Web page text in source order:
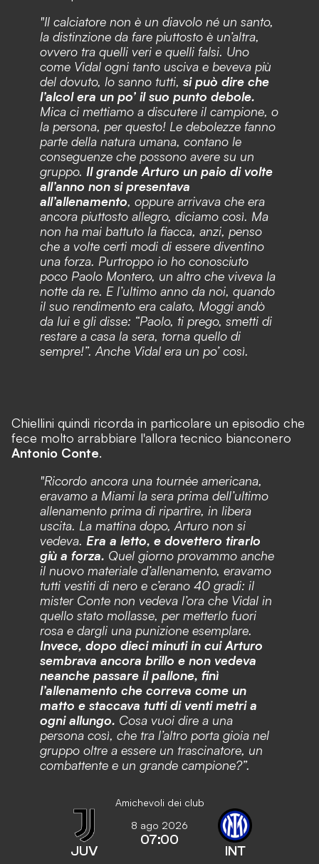
"Il calciatore non è un diavolo né un santo,
la distinzione da fare piuttosto è un’altra,
ovvero tra quelli veri e quelli falsi. Uno
come Vidal ogni tanto usciva e beveva più
del dovuto, lo sanno tutti, si può dire che
l’alcol era un po’ il suo punto debole.
Mica ci mettiamo a discutere il campione, o
la persona, per questo! Le debolezze fanno
parte della natura umana, contano le
conseguenze che possono avere su un
gruppo. Il grande Arturo un paio di volte
all’anno non si presentava
all’allenamento, oppure arrivava che era
ancora piuttosto allegro, diciamo così. Ma
non ha mai battuto la fiacca, anzi, penso
che a volte certi modi di essere diventino
una forza. Purtroppo io ho conosciuto
poco Paolo Montero, un altro che viveva la
notte da re. E l’ultimo anno da noi, quando
il suo rendimento era calato, Moggi andò
da lui e gli disse: “Paolo, ti prego, smetti di
restare a casa la sera, torna quello di
sempre!”. Anche Vidal era un po’ così.
Chiellini quindi ricorda in particolare un episodio che
fece molto arrabbiare l'allora tecnico bianconero
Antonio Conte.
"Ricordo ancora una tournée americana,
eravamo a Miami la sera prima dell’ultimo
allenamento prima di ripartire, in libera
uscita. La mattina dopo, Arturo non si
vedeva. Era a letto, e dovettero tirarlo
giù a forza. Quel giorno provammo anche
il nuovo materiale d’allenamento, eravamo
tutti vestiti di nero e c’erano 40 gradi: il
mister Conte non vedeva l’ora che Vidal in
quello stato mollasse, per metterlo fuori
rosa e dargli una punizione esemplare.
Invece, dopo dieci minuti in cui Arturo
sembrava ancora brillo e non vedeva
neanche passare il pallone, finì
l’allenamento che correva come un
matto e staccava tutti di venti metri a
ogni allungo. Cosa vuoi dire a una
persona così, che tra l’altro porta gioia nel
gruppo oltre a essere un trascinatore, un
combattente e un grande campione?”.
Amichevoli dei club
JUV
8 ago 2026
07:00
INT